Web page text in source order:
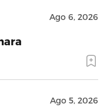
Ago 6, 2026
Ago 5, 2026